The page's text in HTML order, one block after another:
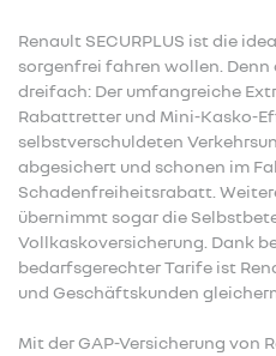
Renault SECURPLUS ist die
sorgenfrei fahren wollen.
dreifach: Der umfangreiche
Rabattretter und Mini-Kasko-
selbstverschuldeten
abgesichert und schonen im
Schadenfreiheitsrabatt.
übernimmt sogar die
Vollkaskoversicherung. Dank
bedarfsgerechter Tarife ist
und Geschäftskunden
Mit der GAP-Versicherung von